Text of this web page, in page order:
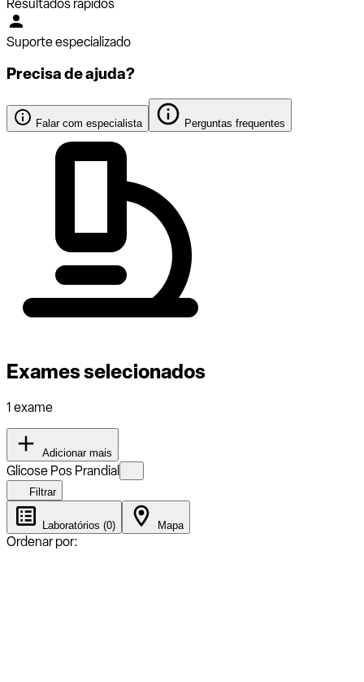
Resultados rápidos
Suporte especializado
Precisa de ajuda?
Falar com especialista Perguntas frequentes
Exames selecionados
1 exame
Adicionar mais
Glicose Pos Prandial
Filtrar
Laboratórios (0) Mapa
Ordenar por: